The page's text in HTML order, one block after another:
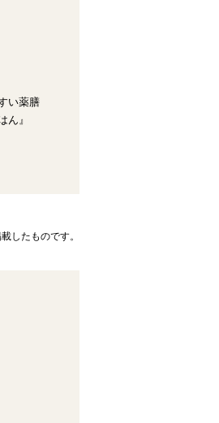
い薬膳
ん』
したものです。